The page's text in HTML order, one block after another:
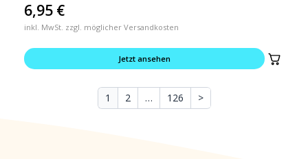
6,95 €
inkl. MwSt. zzgl. möglicher Versandkosten
Jetzt ansehen
1 2 … 126 >